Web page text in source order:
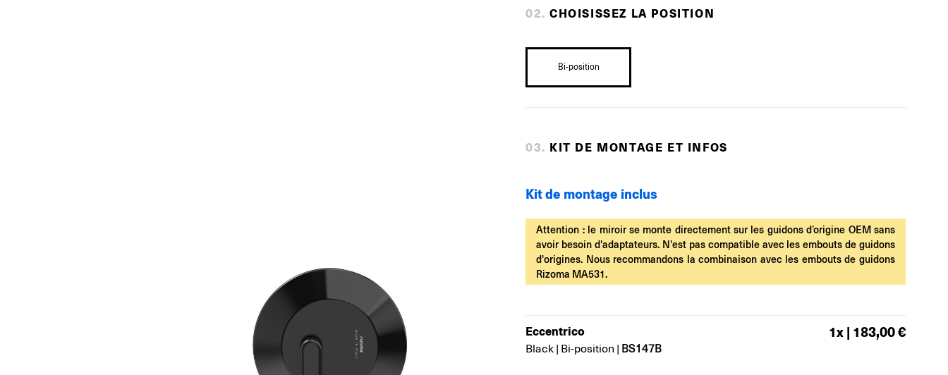
02. CHOISISSEZ LA POSITION
Bi-position
03. KIT DE MONTAGE ET INFOS
Kit de montage inclus
Attention : le miroir se monte directement sur les guidons d’origine OEM sans
avoir besoin d'adaptateurs. N'est pas compatible avec les embouts de guidons
d'origines. Nous recommandons la combinaison avec les embouts de guidons
Rizoma MA531.
Eccentrico
Black | Bi-position | BS147B
1x | 183,00 €